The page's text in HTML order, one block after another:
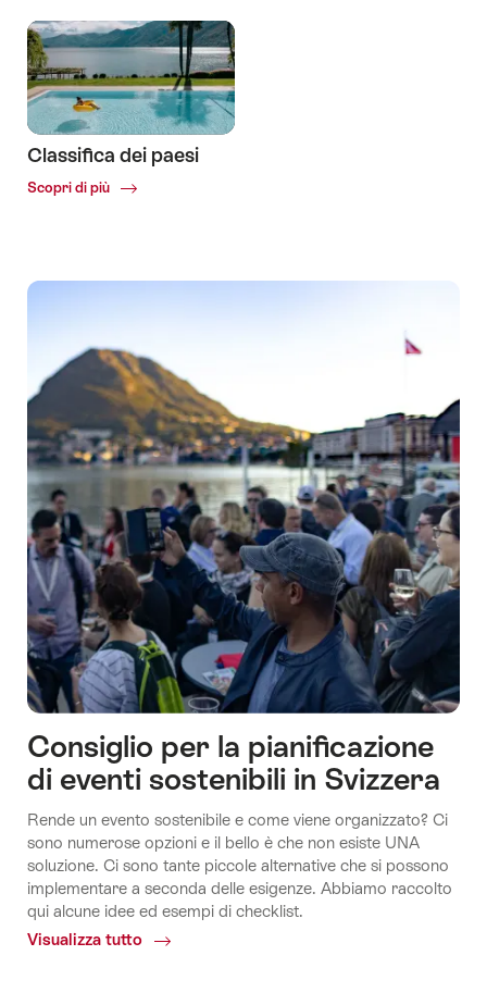
Classifica dei paesi
Scopri di più
Common.Of
Consiglio per la pianificazione
di eventi sostenibili in Svizzera
Rende un evento sostenibile e come viene organizzato? Ci
sono numerose opzioni e il bello è che non esiste UNA
soluzione. Ci sono tante piccole alternative che si possono
implementare a seconda delle esigenze. Abbiamo raccolto
qui alcune idee ed esempi di checklist.
Visualizza tutto
Common.Of
Economia
e
scienza
Switzerland's
Ecosystems
Fly
another
day